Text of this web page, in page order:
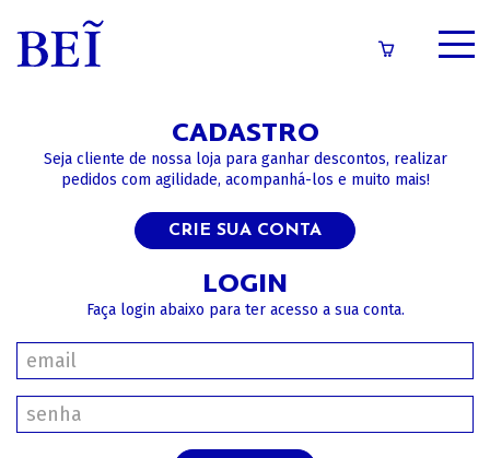
CATÁLOGO
CADASTRO
Seja cliente de nossa loja para ganhar descontos, realizar
pedidos com agilidade, acompanhá-los e muito mais!
CRIE SUA CONTA
LOGIN
Faça login abaixo para ter acesso a sua conta.